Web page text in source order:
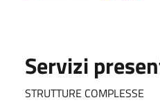
Servizi
STRUTTURE COMPLESSE